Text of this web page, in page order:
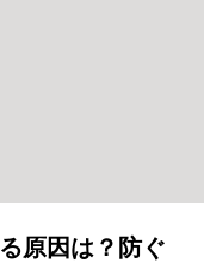
原因は？防ぐ